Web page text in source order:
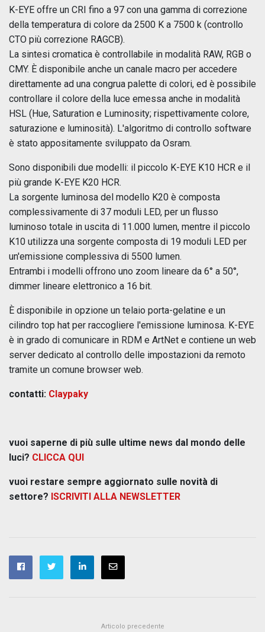
K-EYE offre un CRI fino a 97 con una gamma di correzione
della temperatura di colore da 2500 K a 7500 k (controllo
CTO più correzione RAGCB).
La sintesi cromatica è controllabile in modalità RAW, RGB o
CMY. È disponibile anche un canale macro per accedere
direttamente ad una congrua palette di colori, ed è possibile
controllare il colore della luce emessa anche in modalità
HSL (Hue, Saturation e Luminosity; rispettivamente colore,
saturazione e luminosità). L'algoritmo di controllo software
è stato appositamente sviluppato da Osram.
Sono disponibili due modelli: il piccolo K-EYE K10 HCR e il
più grande K-EYE K20 HCR.
La sorgente luminosa del modello K20 è composta
complessivamente di 37 moduli LED, per un flusso
luminoso totale in uscita di 11.000 lumen, mentre il piccolo
K10 utilizza una sorgente composta di 19 moduli LED per
un'emissione complessiva di 5500 lumen.
Entrambi i modelli offrono uno zoom lineare da 6° a 50°,
dimmer lineare elettronico a 16 bit.
È disponibile in opzione un telaio porta-gelatine e un
cilindro top hat per raccogliere l'emissione luminosa. K-EYE
è in grado di comunicare in RDM e ArtNet e contiene un web
server dedicato al controllo delle impostazioni da remoto
tramite un comune browser web.
contatti: Claypaky
vuoi saperne di più sulle ultime news dal mondo delle
luci? CLICCA QUI
vuoi restare sempre aggiornato sulle novità di
settore? ISCRIVITI ALLA NEWSLETTER
Articolo precedente